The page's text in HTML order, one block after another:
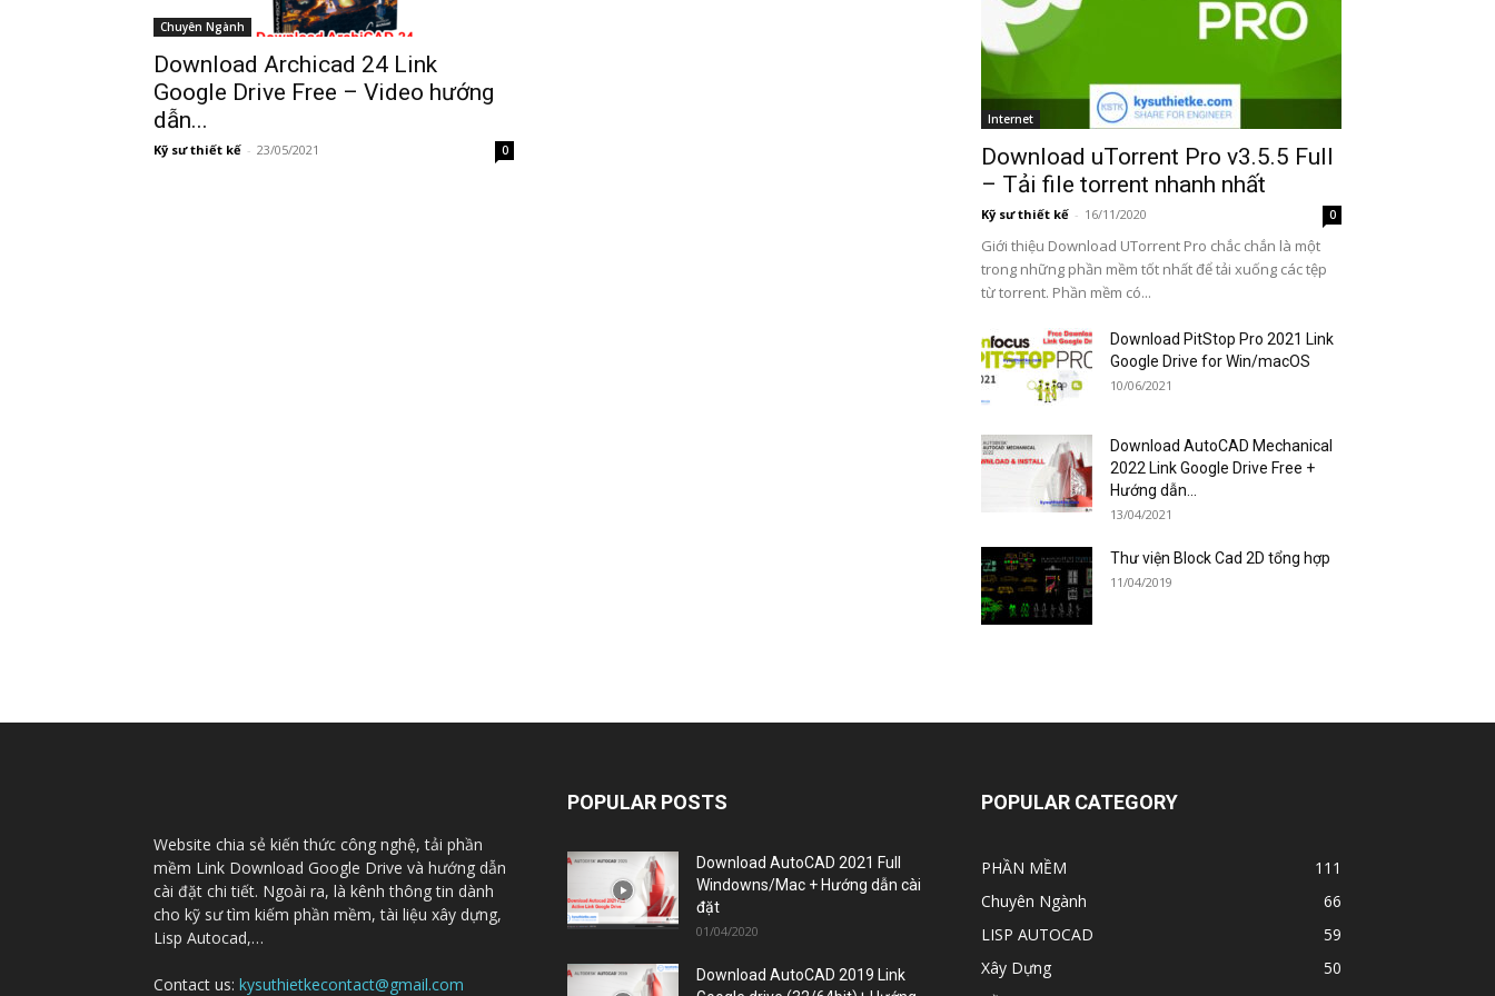
Chuyên Ngành
Download Archicad 24 Link
Google Drive Free – Video hướng
dẫn...
Kỹ sư thiết kế - 23/05/2021 0
Internet
Download uTorrent Pro v3.5.5 Full
– Tải file torrent nhanh nhất
Kỹ sư thiết kế - 16/11/2020 0
Giới thiệu Download UTorrent Pro chắc chắn là một
trong những phần mềm tốt nhất để tải xuống các tệp
từ torrent. Phần mềm có...
Download PitStop Pro 2021 Link
Google Drive for Win/macOS
10/06/2021
Download AutoCAD Mechanical
2022 Link Google Drive Free +
Hướng dẫn...
13/04/2021
Thư viện Block Cad 2D tổng hợp
11/04/2019
Website chia sẻ kiến thức công nghệ, tải phần
mềm Link Download Google Drive và hướng dẫn
cài đặt chi tiết. Ngoài ra, là kênh thông tin dành
cho kỹ sư tìm kiếm phần mềm, tài liệu xây dựng,
Lisp Autocad,…
Contact us: kysuthietkecontact@gmail.com
POPULAR POSTS
Download AutoCAD 2021 Full
Windowns/Mac + Hướng dẫn cài
đặt
01/04/2020
Download AutoCAD 2019 Link
POPULAR CATEGORY
PHẦN MỀM
111
Chuyên Ngành
66
LISP AUTOCAD
59
Xây Dựng
50